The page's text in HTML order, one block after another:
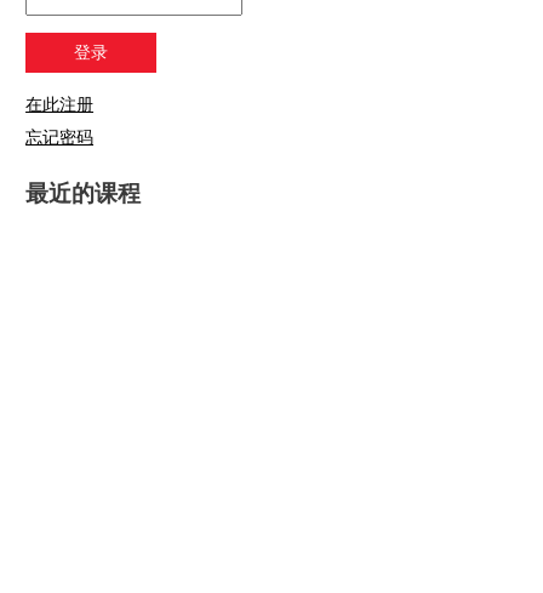
在此注册
忘记密码
最近的课程